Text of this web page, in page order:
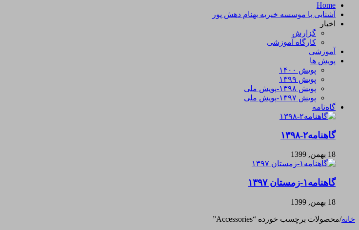
Home
آشنایی با موسسه خیریه بهنام دهش پور
اخبار
گزارش
کارگاه آموزشی
آموزشی
پویش ها
پویش ۱۴۰۰
پویش ۱۳۹۹
پویش ۱۳۹۸-پویش ملی
پویش ۱۳۹۷-پویش ملی
گاه‌نامه
گاهنامه۲-۱۳۹۸
18 بهمن, 1399
گاهنامه۱-زمستان ۱۳۹۷
18 بهمن, 1399
خانه/محصولات برچسب خورده “Accessories”